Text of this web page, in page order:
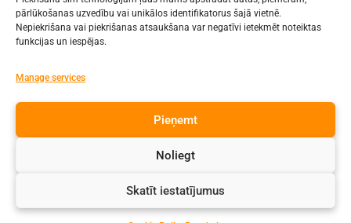
pārlūkošanas uzvedību vai unikālos identifikatorus šajā vietnē.
Nepiekrišana vai piekrišanas atsaukšana var negatīvi ietekmēt noteiktas
funkcijas un iespējas.
Manage services
Pieņemt
Noliegt
Skatīt iestatījumus
Reģ. Nr. 2713903513 (IZM)
Daugavpils valstspilsētas pašvaldība 90000077325
tālr. Direktors: 65423030,
Lietvedis: 65421923
Visas tiesības aizsargātas